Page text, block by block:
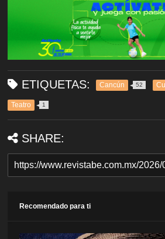
ETIQUETAS: Cancún 52
Teatro 1
SHARE:
Recomendado para ti